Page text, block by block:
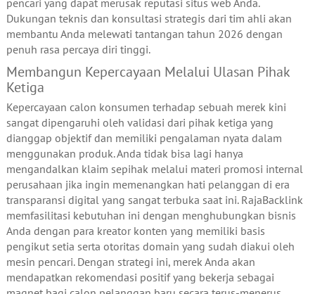
pencari yang dapat merusak reputasi situs web Anda.
Dukungan teknis dan konsultasi strategis dari tim ahli akan
membantu Anda melewati tantangan tahun 2026 dengan
penuh rasa percaya diri tinggi.
Membangun Kepercayaan Melalui Ulasan Pihak
Ketiga
Kepercayaan calon konsumen terhadap sebuah merek kini
sangat dipengaruhi oleh validasi dari pihak ketiga yang
dianggap objektif dan memiliki pengalaman nyata dalam
menggunakan produk. Anda tidak bisa lagi hanya
mengandalkan klaim sepihak melalui materi promosi internal
perusahaan jika ingin memenangkan hati pelanggan di era
transparansi digital yang sangat terbuka saat ini. RajaBacklink
memfasilitasi kebutuhan ini dengan menghubungkan bisnis
Anda dengan para kreator konten yang memiliki basis
pengikut setia serta otoritas domain yang sudah diakui oleh
mesin pencari. Dengan strategi ini, merek Anda akan
mendapatkan rekomendasi positif yang bekerja sebagai